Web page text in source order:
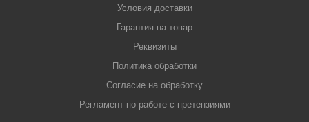
Условия доставки
Гарантия на товар
Реквизиты
Политика обработки
Согласие на обработку
Регламент по работе с претензиями